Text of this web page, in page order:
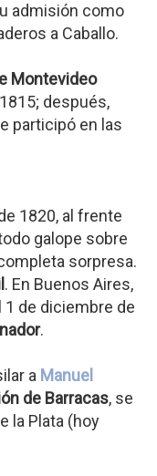
admisión como
a Caballo.
Montevideo
después,
participó en las
1820, al frente
galope sobre
sorpresa.
. En Buenos Aires,
1 de diciembre de
.
a Manuel
de Barracas, se
la Plata (hoy